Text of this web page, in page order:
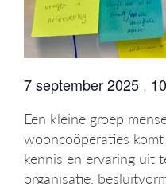
7 september 2025 ,
Een kleine groep
wooncoöperaties
kennis en ervaring uit
organisatie,